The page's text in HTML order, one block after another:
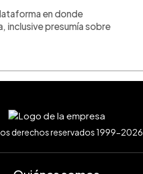
en donde
inclusive presumía sobre
derechos reservados 1999-2026